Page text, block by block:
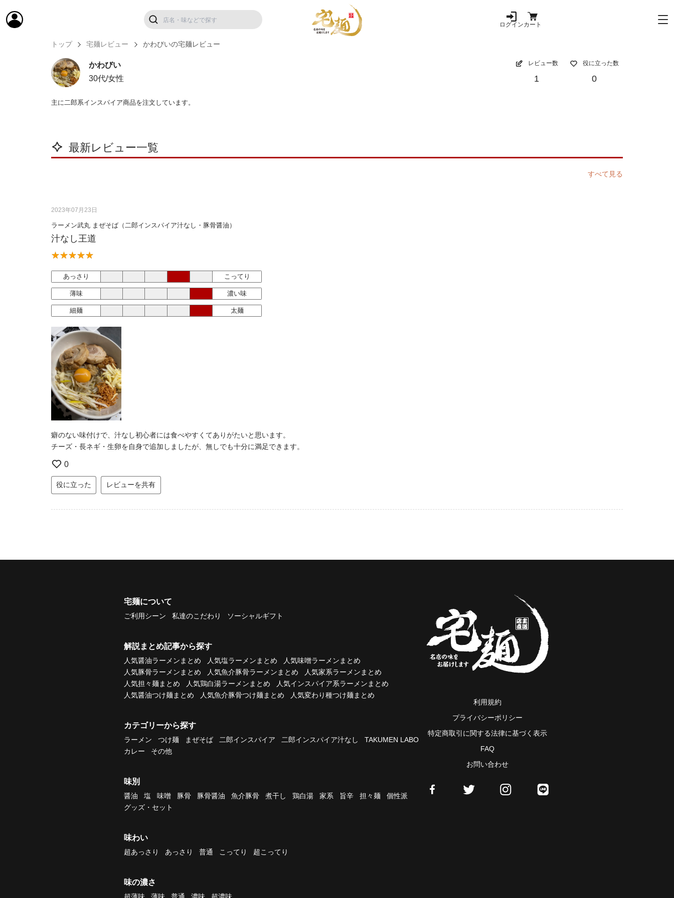
ログインカート
トップ 宅麺レビュー かわびいの宅麺レビュー
かわびい
30代/女性
主に二郎系インスパイア商品を注文しています。
レビュー数
1
役に立った数
0
最新レビュー一覧
すべて見る
2023年07月23日
ラーメン武丸 まぜそば（二郎インスパイア汁なし・豚骨醤油）
汁なし王道
あっさり こってり
薄味 濃い味
細麺 太麺
癖のない味付けで、汁なし初心者には食べやすくてありがたいと思います。
チーズ・長ネギ・生卵を自身で追加しましたが、無しでも十分に満足できます。
0
役に立った レビューを共有
宅麺について
ご利用シーン 私達のこだわり ソーシャルギフト
解説まとめ記事から探す
人気醤油ラーメンまとめ 人気塩ラーメンまとめ
人気味噌ラーメンまとめ
人気豚骨ラーメンまとめ
人気魚介豚骨ラーメンまとめ
人気家系ラーメンまとめ
人気担々麺まとめ
人気鶏白湯ラーメンまとめ
人気インスパイア系ラーメンまとめ
人気醤油つけ麺まとめ
人気魚介豚骨つけ麺まとめ 人気変わり種つけ麺まとめ
カテゴリーから探す
ラーメン つけ麺 まぜそば 二郎インスパイア 二郎インスパイア汁なし
TAKUMEN LABO
カレー
その他
味別
醤油 塩 味噌 豚骨 豚骨醤油 魚介豚骨 煮干し 鶏白湯 家系 旨辛 担々麺
個性派
グッズ・セット
味わい
超あっさり あっさり 普通 こってり 超こってり
味の濃さ
利用規約
プライバシーポリシー
特定商取引に関する法律に基づく表示
FAQ
お問い合わせ